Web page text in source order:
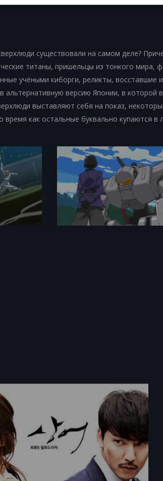
существовали на самом деле?
титаны, пришельцы из тонкого мира,
учёными киборги, реликты, восставшие
альтернативную версию Японии, в которой
выставляют себя на показ,
как остальные буквально купаются в